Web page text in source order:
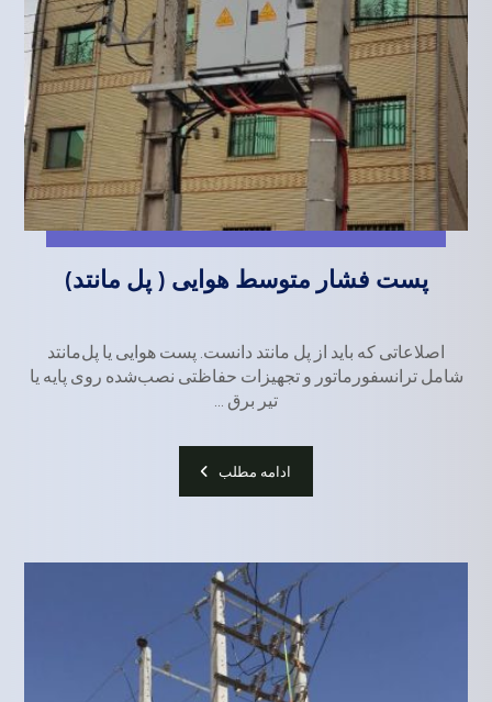
پست فشار متوسط هوایی ( پل مانتد)
اصلاعاتی که باید از پل مانتد دانست. پست هوایی یا پل‌مانتد
شامل ترانسفورماتور و تجهیزات حفاظتی نصب‌شده روی پایه یا
تیر برق ...
ادامه مطلب